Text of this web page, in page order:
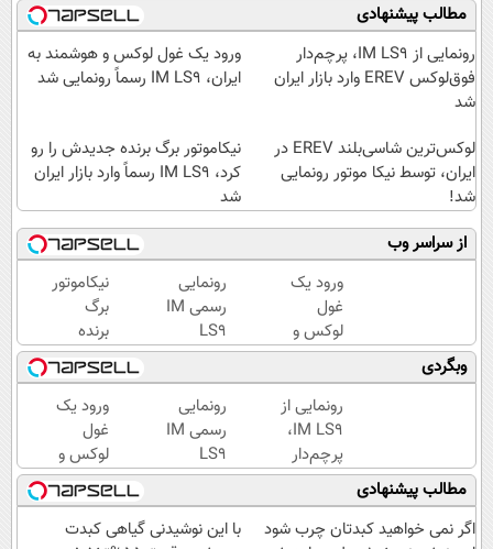
مطالب پیشنهادی
رونمایی از IM LS9، پرچم‌دار
فوق‌لوکس EREV وارد بازار ایران
شد
ورود یک غول لوکس و هوشمند به
ایران، IM LS9 رسماً رونمایی شد
لوکس‌ترین شاسی‌بلند EREV در
ایران، توسط نیکا موتور رونمایی
شد!
نیکاموتور برگ برنده جدیدش را رو
کرد، IM LS9 رسماً وارد بازار ایران
شد
از سراسر وب
ورود یک
غول
لوکس و
هوشمند
به ایران،
IM LS9
رسماً
رونمایی
شد
رونمایی
رسمی IM
LS9
لوکس‌ترین
EREV در
ایران
نیکاموتور
برگ
برنده
جدیدش
را رو کرد،
IM LS9
رسماً
وارد بازار
ایران شد
وبگردی
رونمایی از
IM LS9،
پرچم‌دار
فوق‌لوکس
EREV
وارد بازار
رونمایی
رسمی IM
LS9
لوکس‌ترین
EREV در
ایران
ورود یک
غول
لوکس و
هوشمند
به ایران،
IM LS9
مطالب پیشنهادی
اگر نمی خواهید کبدتان چرب شود
با این نوشیدنی گیاهی کبدت